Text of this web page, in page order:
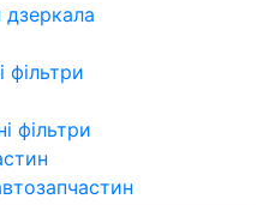
фільтри
фільтри